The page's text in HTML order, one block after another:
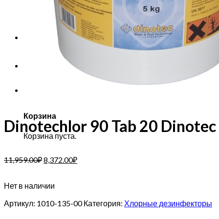
Корзина пуста.
Корзина
Корзина пуста.
Dinotechlor 90 Tab 20 Dinotec
11,959.00₽8,372.00₽
Нет в наличии
Артикул: 1010-135-00 Категория: Хлорные дезинфекторы